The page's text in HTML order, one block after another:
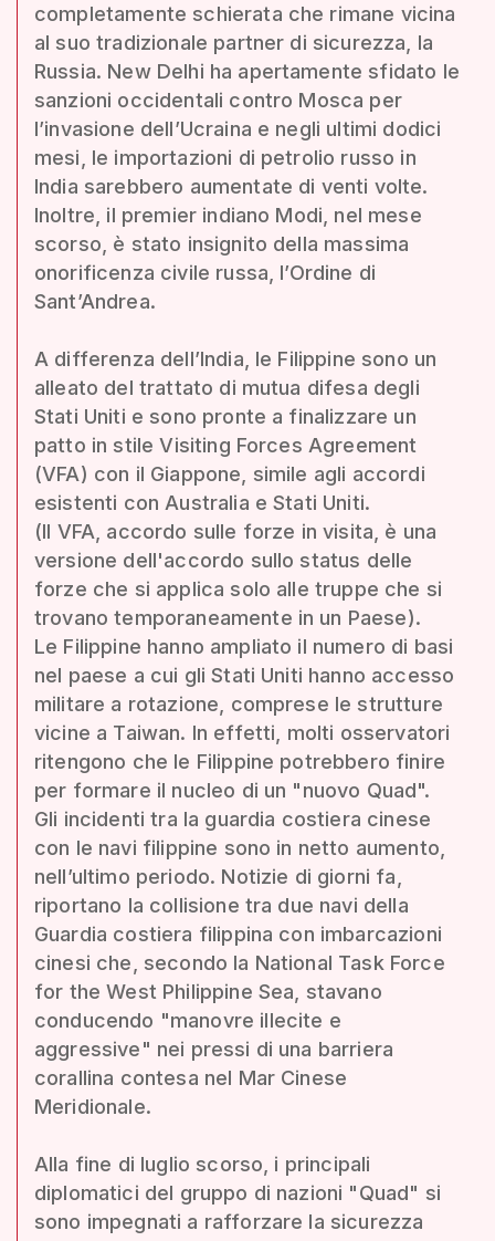
completamente schierata che rimane vicina
al suo tradizionale partner di sicurezza, la
Russia. New Delhi ha apertamente sfidato le
sanzioni occidentali contro Mosca per
l’invasione dell’Ucraina e negli ultimi dodici
mesi, le importazioni di petrolio russo in
India sarebbero aumentate di venti volte.
Inoltre, il premier indiano Modi, nel mese
scorso, è stato insignito della massima
onorificenza civile russa, l’Ordine di
Sant’Andrea.
A differenza dell’India, le Filippine sono un
alleato del trattato di mutua difesa degli
Stati Uniti e sono pronte a finalizzare un
patto in stile Visiting Forces Agreement
(VFA) con il Giappone, simile agli accordi
esistenti con Australia e Stati Uniti.
(Il VFA, accordo sulle forze in visita, è una
versione dell'accordo sullo status delle
forze che si applica solo alle truppe che si
trovano temporaneamente in un Paese).
Le Filippine hanno ampliato il numero di basi
nel paese a cui gli Stati Uniti hanno accesso
militare a rotazione, comprese le strutture
vicine a Taiwan. In effetti, molti osservatori
ritengono che le Filippine potrebbero finire
per formare il nucleo di un "nuovo Quad".
Gli incidenti tra la guardia costiera cinese
con le navi filippine sono in netto aumento,
nell’ultimo periodo. Notizie di giorni fa,
riportano la collisione tra due navi della
Guardia costiera filippina con imbarcazioni
cinesi che, secondo la National Task Force
for the West Philippine Sea, stavano
conducendo "manovre illecite e
aggressive" nei pressi di una barriera
corallina contesa nel Mar Cinese
Meridionale.
Alla fine di luglio scorso, i principali
diplomatici del gruppo di nazioni "Quad" si
sono impegnati a rafforzare la sicurezza